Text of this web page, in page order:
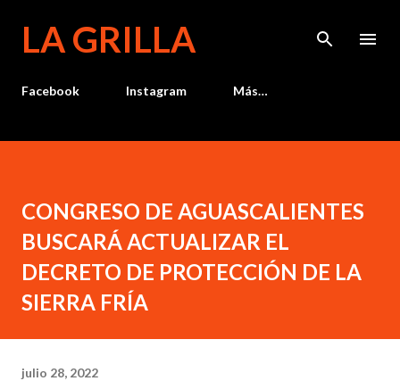
LA GRILLA
Facebook Instagram Más…
CONGRESO DE AGUASCALIENTES
BUSCARÁ ACTUALIZAR EL
DECRETO DE PROTECCIÓN DE LA
SIERRA FRÍA
julio 28, 2022